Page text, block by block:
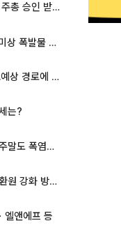
김정관 장관 “반도체 성과급, 주총 승인 받도록”…상법·자본시장법 개정 시사
폭발물 발견
태풍 '돌핀' 이어 '찬홈' 등장…예상 경로에 한국 '한숨'
는?
오늘 KBO 긴급 실행위원회, 주말도 폭염취소 될까
삼성전자·SK하이닉스 “주주 환원 강화 방안 마련”
엘앤에프 등